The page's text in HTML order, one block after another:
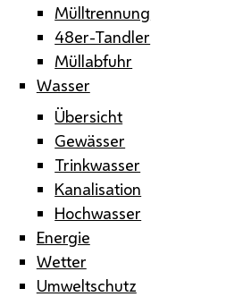
Mülltrennung
48er-Tandler
Müllabfuhr
Wasser
Übersicht
Gewässer
Trinkwasser
Kanalisation
Hochwasser
Energie
Wetter
Umweltschutz